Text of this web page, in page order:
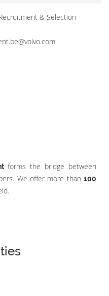
& Selection
forms the bridge between
We offer more than 100